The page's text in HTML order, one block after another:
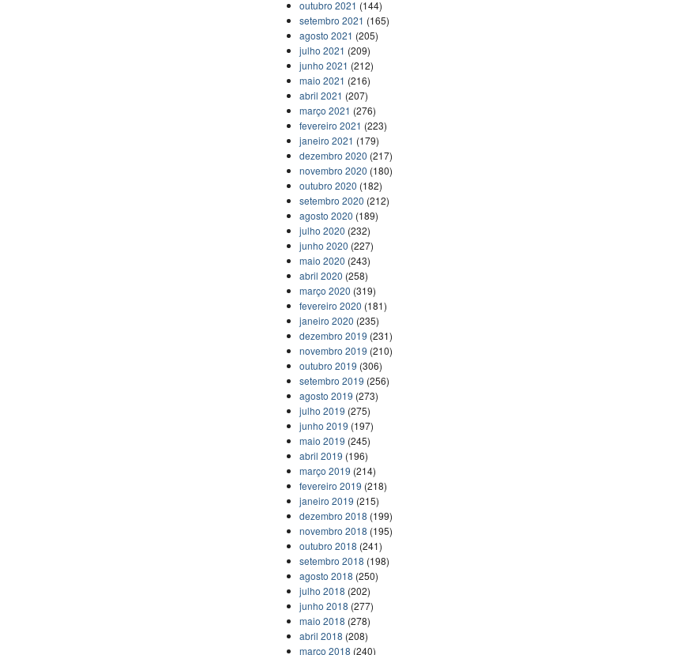
outubro 2021 (144)
setembro 2021 (165)
agosto 2021 (205)
julho 2021 (209)
junho 2021 (212)
maio 2021 (216)
abril 2021 (207)
março 2021 (276)
fevereiro 2021 (223)
janeiro 2021 (179)
dezembro 2020 (217)
novembro 2020 (180)
outubro 2020 (182)
setembro 2020 (212)
agosto 2020 (189)
julho 2020 (232)
junho 2020 (227)
maio 2020 (243)
abril 2020 (258)
março 2020 (319)
fevereiro 2020 (181)
janeiro 2020 (235)
dezembro 2019 (231)
novembro 2019 (210)
outubro 2019 (306)
setembro 2019 (256)
agosto 2019 (273)
julho 2019 (275)
junho 2019 (197)
maio 2019 (245)
abril 2019 (196)
março 2019 (214)
fevereiro 2019 (218)
janeiro 2019 (215)
dezembro 2018 (199)
novembro 2018 (195)
outubro 2018 (241)
setembro 2018 (198)
agosto 2018 (250)
julho 2018 (202)
junho 2018 (277)
maio 2018 (278)
abril 2018 (208)
março 2018 (240)